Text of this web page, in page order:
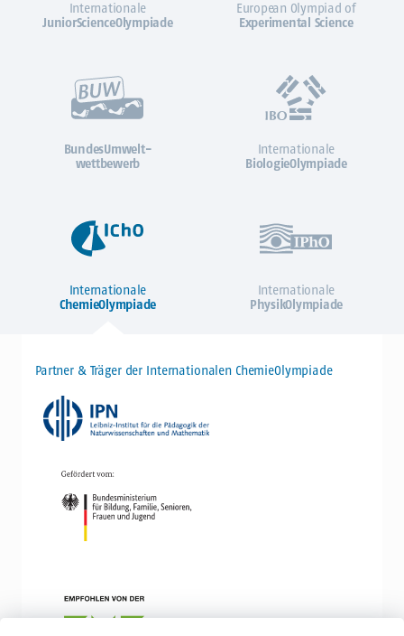
Internationale
JuniorScienceOlympiade
European Olympiad of
Experimental Science
BundesUmwelt-
wettbewerb
Internationale
BiologieOlympiade
Internationale
ChemieOlympiade
Internationale
PhysikOlympiade
Partner & Träger der Internationalen ChemieOlympiade